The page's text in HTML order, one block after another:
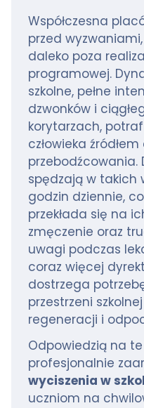
Współczesna
przed
daleko poza
programowej.
szkolne, pełne
dzwonków i
korytarzach,
człowieka
przebodźcowania.
spędzają w takich
godzin dziennie,
przekłada się na
zmęczenie oraz
uwagi podczas
coraz więcej
dostrzega
przestrzeni
regeneracji i
Odpowiedzią na
profesjonalnie
wyciszenia w
uczniom na